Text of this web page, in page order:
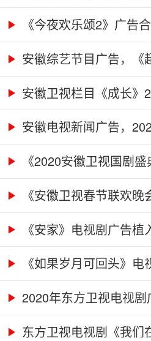
别...《今夜欢乐颂2》广告
及...安徽综艺节目广告，《
广...安徽卫视栏目《成长》
安徽电视新闻广告，
《2020安徽卫视国剧
《安徽卫视春节联欢
《安家》电视剧广告植
视...《如果岁月可回头》
格...2020年东方卫视电视
东方卫视电视剧《我们